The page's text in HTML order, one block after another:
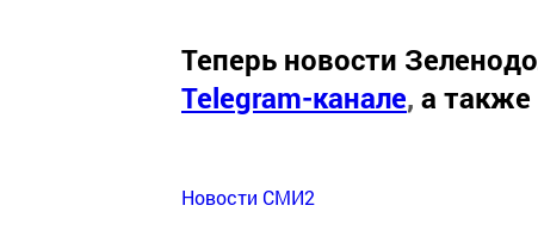
Теперь новости
Telegram-канале, а также
Новости СМИ2